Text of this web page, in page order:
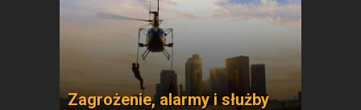
Zagrożenie, alarmy i służby